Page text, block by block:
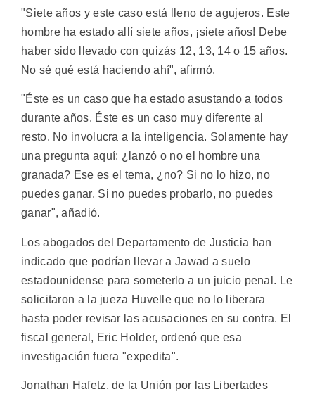
"Siete años y este caso está lleno de agujeros. Este
hombre ha estado allí siete años, ¡siete años! Debe
haber sido llevado con quizás 12, 13, 14 o 15 años.
No sé qué está haciendo ahí", afirmó.
"Éste es un caso que ha estado asustando a todos
durante años. Éste es un caso muy diferente al
resto. No involucra a la inteligencia. Solamente hay
una pregunta aquí: ¿lanzó o no el hombre una
granada? Ese es el tema, ¿no? Si no lo hizo, no
puedes ganar. Si no puedes probarlo, no puedes
ganar", añadió.
Los abogados del Departamento de Justicia han
indicado que podrían llevar a Jawad a suelo
estadounidense para someterlo a un juicio penal. Le
solicitaron a la jueza Huvelle que no lo liberara
hasta poder revisar las acusaciones en su contra. El
fiscal general, Eric Holder, ordenó que esa
investigación fuera "expedita".
Jonathan Hafetz, de la Unión por las Libertades